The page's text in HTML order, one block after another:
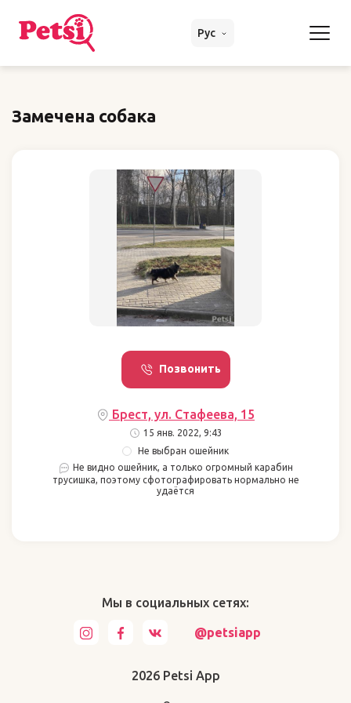
Рус
Замечена собака
Позвонить
Брест, ул. Стафеева, 15
15 янв. 2022, 9:43
Не выбран ошейник
Не видно ошейник, а только огромный карабин
трусишка, поэтому сфотографировать нормально не
удаётся
Мы в социальных сетях:
@petsiapp
2026 Petsi App